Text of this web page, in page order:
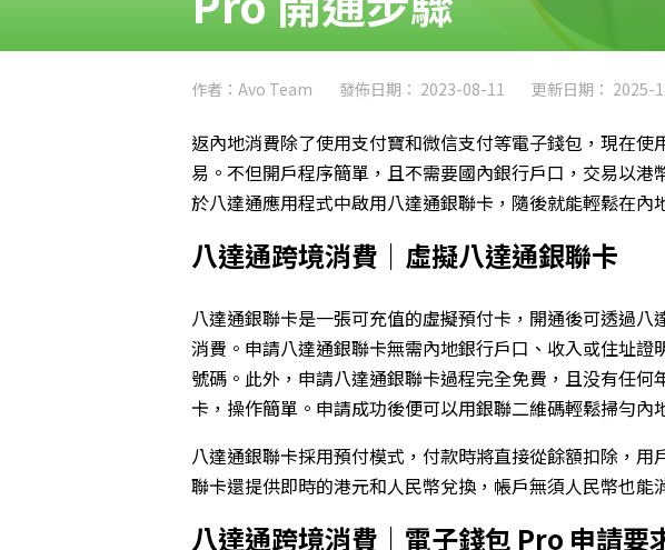
作者：Avo Team 發佈日期： 2023-08-11 更新日期： 2025-
返內地消費除了使用支付寶和微信支付等電子錢包，現在使
易。不但開戶程序簡單，且不需要國內銀行戶口，交易以
於八達通應用程式中啟用八達通銀聯卡， 隨後就能輕鬆在內
八達通跨境消費｜ 虛擬八達通銀聯卡
八達通銀聯卡是一張可充值的虛擬預付卡，開通後可透過八
消費。申請八達通銀聯卡無需內地銀行戶口、收入或住址證
號碼。此外，申請八達通銀聯卡過程完全免費，且没有任何
卡，操作簡單。申請成功後便可以用銀聯二維碼輕鬆掃勻內
八達通銀聯卡採用預付模式，付款時將直接從餘額扣除，用
聯卡還提供即時的港元和人民幣兌換，帳戶無須人民幣也能
八達通跨境消費｜電子錢包 Pro 申請要